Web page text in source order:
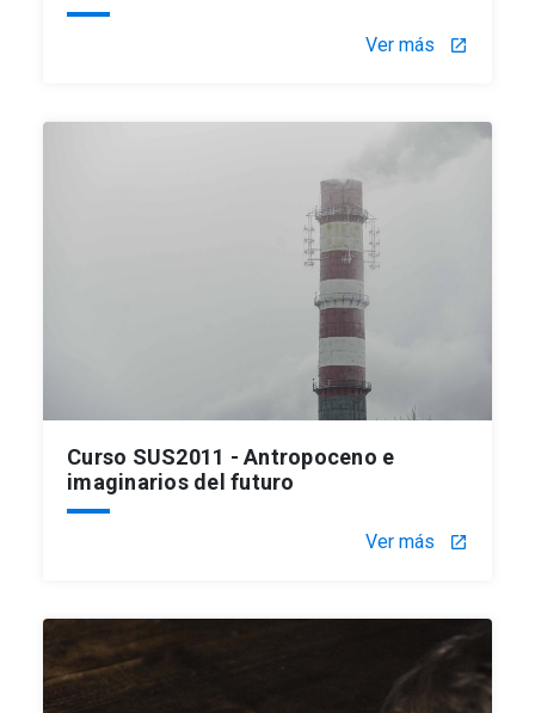
Ver más launch
Curso SUS2011 - Antropoceno e
imaginarios del futuro
Ver más launch